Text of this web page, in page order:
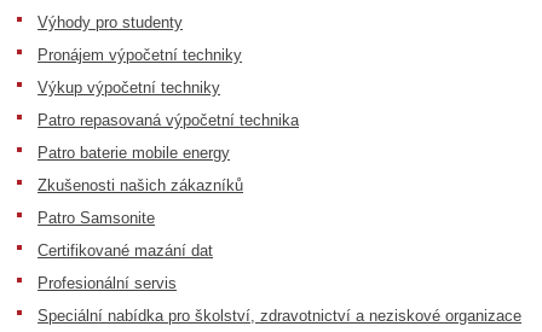
Výhody pro studenty
Pronájem výpočetní techniky
Výkup výpočetní techniky
Patro repasovaná výpočetní technika
Patro baterie mobile energy
Zkušenosti našich zákazníků
Patro Samsonite
Certifikované mazání dat
Profesionální servis
Speciální nabídka pro školství, zdravotnictví a neziskové organizace